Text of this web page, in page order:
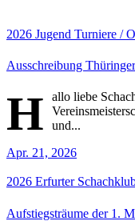
2026 Jugend Turniere /
Ausschreibung
H
allo liebe
und...
Apr. 21, 2026
2026 Erfurter
Aufstiegsträume der 1.